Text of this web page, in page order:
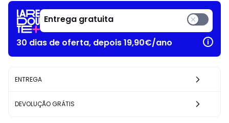
Entrega gratuita
30 dias de oferta, depois 19,90€/ano
ENTREGA
DEVOLUÇÃO GRÁTIS